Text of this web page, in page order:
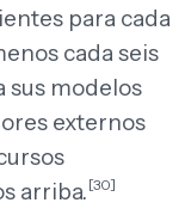
para cada
cada seis
sus modelos
externos
arriba.[30]